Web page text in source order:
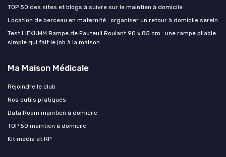
TOP 50 des sites et blogs à suivre sur le maintien à domicile
Location de berceau en maternité : organiser un retour à domicile serein
Test LIEKUMM Rampe de Fauteuil Roulant 90 x 85 cm : une rampe pliable
simple qui fait le job à la maison
Ma Maison Médicale
Rejoindre le club
Nos outils pratiques
Data Room maintien à domicile
TOP 50 maintien à domicile
Kit média et RP